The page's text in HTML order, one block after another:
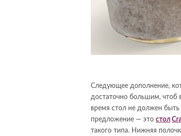
Cледующее дополнение,
достаточно большим,
время стол не должен
предложение — это стол
такого типа. Нижняя